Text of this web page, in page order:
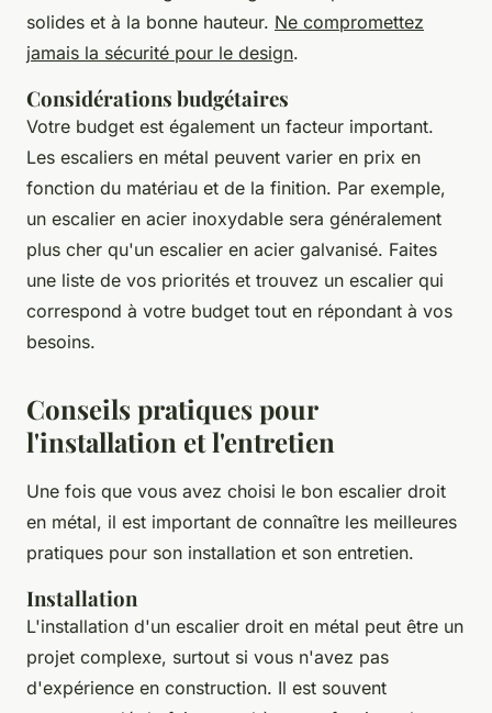
solides et à la bonne hauteur. Ne compromettez
jamais la sécurité pour le design.
Considérations budgétaires
Votre budget est également un facteur important.
Les escaliers en métal peuvent varier en prix en
fonction du matériau et de la finition. Par exemple,
un escalier en acier inoxydable sera généralement
plus cher qu'un escalier en acier galvanisé. Faites
une liste de vos priorités et trouvez un escalier qui
correspond à votre budget tout en répondant à vos
besoins.
Conseils pratiques pour
l'installation et l'entretien
Une fois que vous avez choisi le bon escalier droit
en métal, il est important de connaître les meilleures
pratiques pour son installation et son entretien.
Installation
L'installation d'un escalier droit en métal peut être un
projet complexe, surtout si vous n'avez pas
d'expérience en construction. Il est souvent